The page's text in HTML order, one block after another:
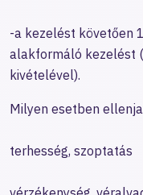
-a kezelést követően
alakformáló kezelést
kivételével).
Milyen esetben
terhesség, szoptatás